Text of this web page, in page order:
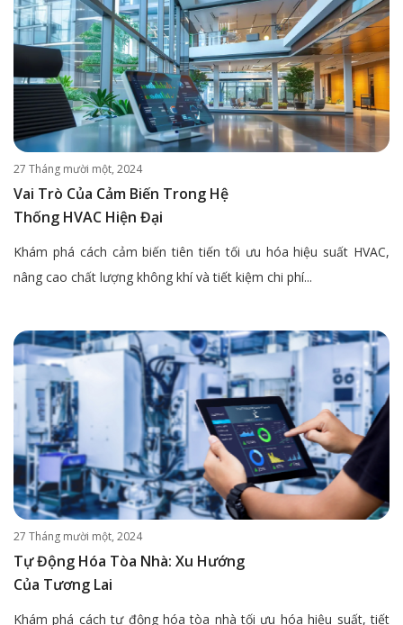
27 Tháng mười một, 2024
Vai Trò Của Cảm Biến Trong Hệ
Thống HVAC Hiện Đại
Khám phá cách cảm biến tiên tiến tối ưu hóa hiệu suất HVAC,
nâng cao chất lượng không khí và tiết kiệm chi phí...
27 Tháng mười một, 2024
Tự Động Hóa Tòa Nhà: Xu Hướng
Của Tương Lai
Khám phá cách tự động hóa tòa nhà tối ưu hóa hiệu suất, tiết